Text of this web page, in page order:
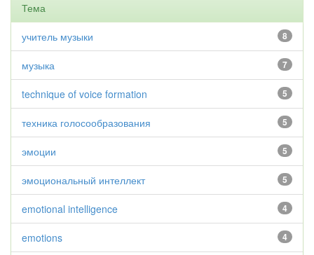
Тема
8
учитель музыки
7
музыка
5
technique of voice formation
5
техника голосообразования
5
эмоции
5
эмоциональный интеллект
4
emotional intelligence
4
emotions